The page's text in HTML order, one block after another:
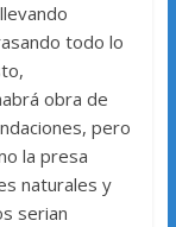
todo lo
obra de
pero
la presa
naturales y
serian